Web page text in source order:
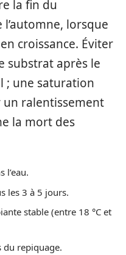
la fin du
lorsque
croissance. Éviter
substrat après le
; une saturation
un ralentissement
la mort des
l’eau.
les 3 à 5 jours.
stable (entre 18 °C et
repiquage.